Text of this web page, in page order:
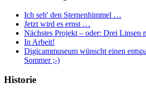
Ich seh' den Sternenhimmel …
Jetzt wird es ernst …
Nächstes Projekt – oder: Drei Linsen
In Arbeit!
Digicammuseum wünscht einen
Sommer ;-)
Historie